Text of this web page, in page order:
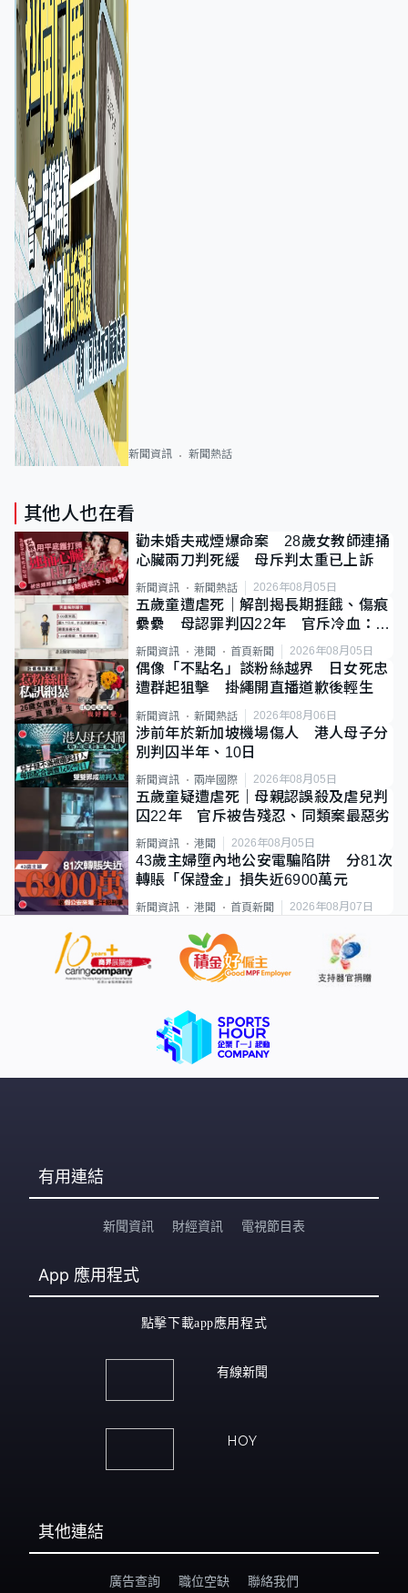
新聞資訊 新聞熱話
其他人也在看
勸未婚夫戒煙爆命案 28歲女教師連捅
心臟兩刀判死緩 母斥判太重已上訴
新聞資訊 新聞熱話 2026年08月05日
五歲童遭虐死｜解剖揭長期捱餓、傷痕
纍纍 母認罪判囚22年 官斥冷血：同
類案最惡劣
新聞資訊 港聞 首頁新聞 2026年08月05日
偶像「不點名」談粉絲越界 日女死忠
遭群起狙擊 掛繩開直播道歉後輕生
新聞資訊 新聞熱話 2026年08月06日
涉前年於新加坡機場傷人 港人母子分
別判囚半年、10日
新聞資訊 兩岸國際 2026年08月05日
五歲童疑遭虐死｜母親認誤殺及虐兒判
囚22年 官斥被告殘忍、同類案最惡劣
新聞資訊 港聞 2026年08月05日
43歲主婦墮內地公安電騙陷阱 分81次
轉賬「保證金」損失近6900萬元
新聞資訊 港聞 首頁新聞 2026年08月07日
有用連結
新聞資訊 財經資訊 電視節目表
App 應用程式
點擊下載app應用程式
有線新聞
HOY
其他連結
廣告查詢 職位空缺 聯絡我們